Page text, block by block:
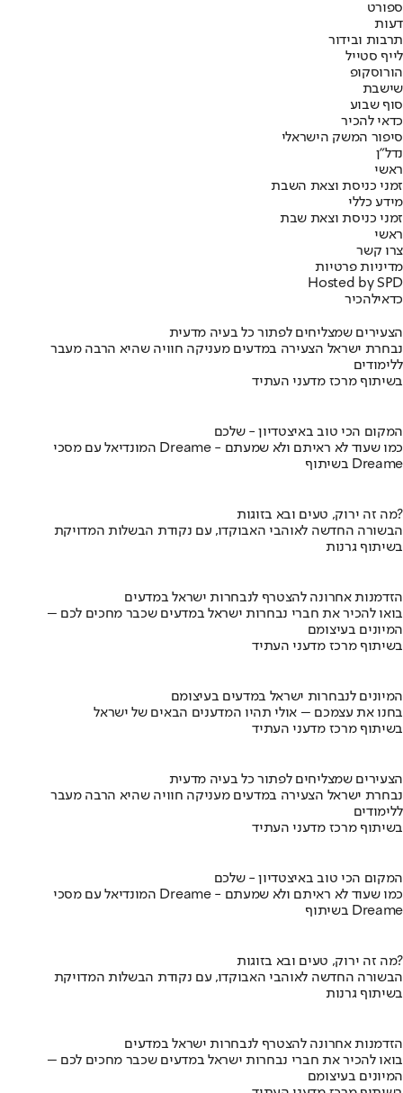
ספורט
דעות
תרבות ובידור
לייף סטייל
הורוסקופ
שישבת
סוף שבוע
כדאי להכיר
סיפור המשק הישראלי
נדל"ן
ראשי
זמני כניסת וצאת השבת
מידע כללי
זמני כניסת וצאת שבת
ראשי
צרו קשר
מדיניות פרטיות
Hosted by SPD
כדאילהכיר
הצעירים שמצליחים לפתור כל בעיה מדעית
נבחרת ישראל הצעירה במדעים מעניקה חוויה שהיא הרבה מעבר
ללימודים
בשיתוף מרכז מדעני העתיד
המקום הכי טוב באיצטדיון - שלכם
המונדיאל עם מסכי Dreame - כמו שעוד לא ראיתם ולא שמעתם
בשיתוף Dreame
מה זה ירוק, טעים ובא בזוגות?
הבשורה החדשה לאוהבי האבוקדו, עם נקודת הבשלות המדויקת
בשיתוף גרנות
הזדמנות אחרונה להצטרף לנבחרות ישראל במדעים
בואו להכיר את חברי נבחרות ישראל במדעים שכבר מחכים לכם –
המיונים בעיצומם
בשיתוף מרכז מדעני העתיד
המיונים לנבחרות ישראל במדעים בעיצומם
בחנו את עצמכם – אולי תהיו המדענים הבאים של ישראל
בשיתוף מרכז מדעני העתיד
הצעירים שמצליחים לפתור כל בעיה מדעית
נבחרת ישראל הצעירה במדעים מעניקה חוויה שהיא הרבה מעבר
ללימודים
בשיתוף מרכז מדעני העתיד
המקום הכי טוב באיצטדיון - שלכם
המונדיאל עם מסכי Dreame - כמו שעוד לא ראיתם ולא שמעתם
בשיתוף Dreame
מה זה ירוק, טעים ובא בזוגות?
הבשורה החדשה לאוהבי האבוקדו, עם נקודת הבשלות המדויקת
בשיתוף גרנות
הזדמנות אחרונה להצטרף לנבחרות ישראל במדעים
בואו להכיר את חברי נבחרות ישראל במדעים שכבר מחכים לכם –
המיונים בעיצומם